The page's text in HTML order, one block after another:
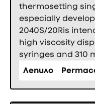
thermosetting
especially
2040S/20Ris
high viscosity
syringes and 310
Лепило